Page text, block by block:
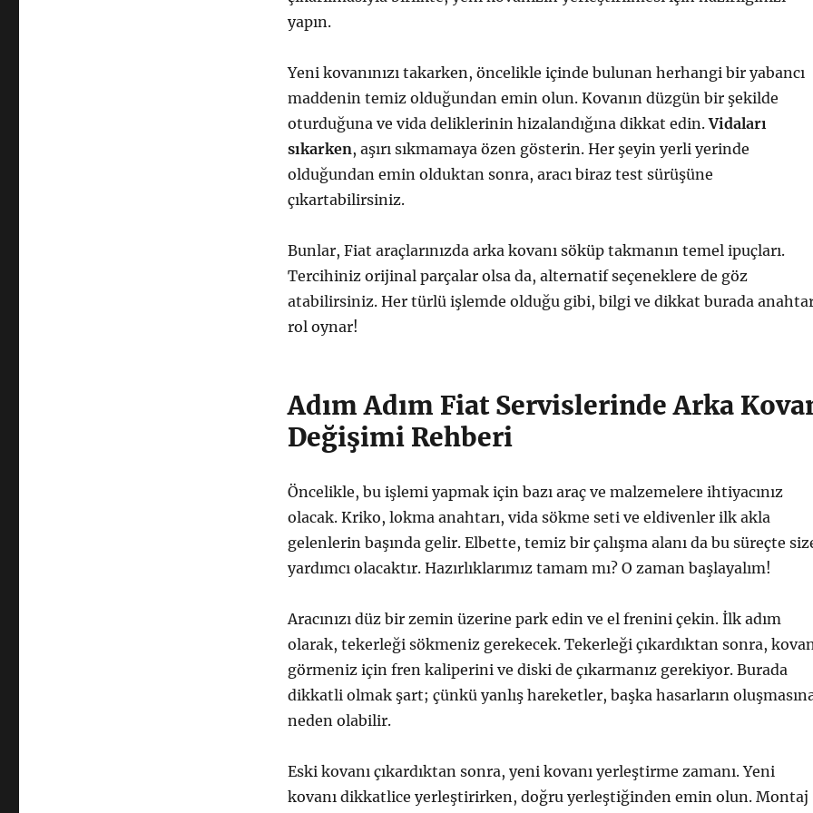
yapın.
Yeni kovanınızı takarken, öncelikle içinde bulunan herhangi bir yabancı
maddenin temiz olduğundan emin olun. Kovanın düzgün bir şekilde
oturduğuna ve vida deliklerinin hizalandığına dikkat edin.Vidaları
sıkarken, aşırı sıkmamaya özen gösterin. Her şeyin yerli yerinde
olduğundan emin olduktan sonra, aracı biraz test sürüşüne
çıkartabilirsiniz.
Bunlar, Fiat araçlarınızda arka kovanı söküp takmanın temel ipuçları.
Tercihiniz orijinal parçalar olsa da, alternatif seçeneklere de göz
atabilirsiniz. Her türlü işlemde olduğu gibi, bilgi ve dikkat burada
rol oynar!
Adım Adım Fiat Servislerinde Arka
Değişimi Rehberi
Öncelikle, bu işlemi yapmak için bazı araç ve malzemelere ihtiyacınız
olacak. Kriko, lokma anahtarı, vida sökme seti ve eldivenler ilk akla
gelenlerin başında gelir. Elbette, temiz bir çalışma alanı da bu süreçte
yardımcı olacaktır. Hazırlıklarımız tamam mı? O zaman başlayalım!
Aracınızı düz bir zemin üzerine park edin ve el frenini çekin. İlk adım
olarak, tekerleği sökmeniz gerekecek. Tekerleği çıkardıktan sonra,
görmeniz için fren kaliperini ve diski de çıkarmanız gerekiyor. Burada
dikkatli olmak şart; çünkü yanlış hareketler, başka hasarların
neden olabilir.
Eski kovanı çıkardıktan sonra, yeni kovanı yerleştirme zamanı. Yeni
kovanı dikkatlice yerleştirirken, doğru yerleştiğinden emin olun. Montaj